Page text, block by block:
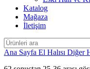
Katalog
Mağaza
İletişim
Ana Sayfa El Halısı Diğer